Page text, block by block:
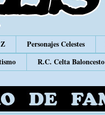
Personajes Celestes
R.C. Celta Baloncesto